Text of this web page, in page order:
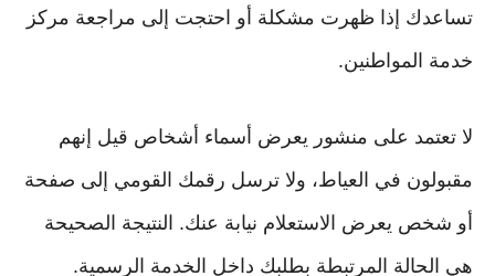
تساعدك إذا ظهرت مشكلة أو احتجت إلى مراجعة مركز
خدمة المواطنين.
لا تعتمد على منشور يعرض أسماء أشخاص قيل إنهم
مقبولون في العياط، ولا ترسل رقمك القومي إلى صفحة
أو شخص يعرض الاستعلام نيابة عنك. النتيجة الصحيحة
هي الحالة المرتبطة بطلبك داخل الخدمة الرسمية.